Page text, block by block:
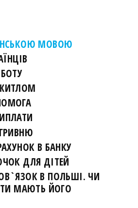
МОВОЮ
В БАНКУ
ДЛЯ ДІТЕЙ
В ПОЛЬШІ. ЧИ
МАЮТЬ ЙОГО